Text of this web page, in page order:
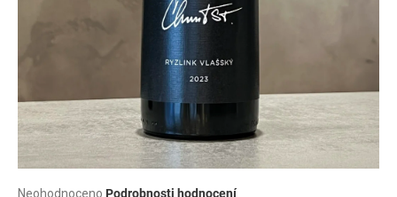
Průměrné
Neohodnoceno Podrobnosti hodnocení
t
?